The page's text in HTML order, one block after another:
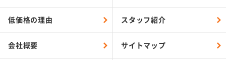
低価格の理由 スタッフ紹介
会社概要 サイトマップ